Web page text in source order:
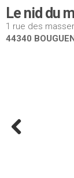
Le nid du
1 rue des
44340